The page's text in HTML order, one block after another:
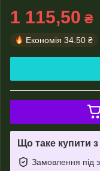
1 115,50 ₴
Економія 34.50 ₴
Що таке купити
Замовлення під